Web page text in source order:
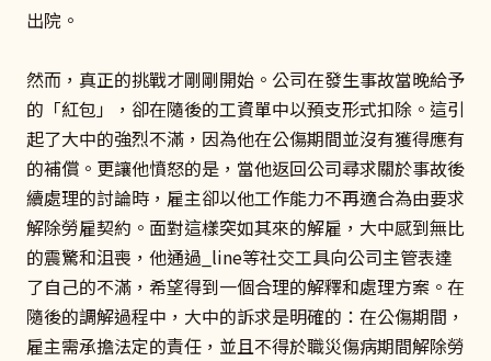
出院。
然而，真正的挑戰才剛剛開始。公司在發生事故當晚給予
的「紅包」，卻在隨後的工資單中以預支形式扣除。這引
起了大中的強烈不滿，因為他在公傷期間並沒有獲得應有
的補償。更讓他憤怒的是，當他返回公司尋求關於事故後
續處理的討論時，雇主卻以他工作能力不再適合為由要求
解除勞雇契約。面對這樣突如其來的解雇，大中感到無比
的震驚和沮喪，他通過_line等社交工具向公司主管表達
了自己的不滿，希望得到一個合理的解釋和處理方案。在
隨後的調解過程中，大中的訴求是明確的：在公傷期間，
雇主需承擔法定的責任，並且不得於職災傷病期間解除勞